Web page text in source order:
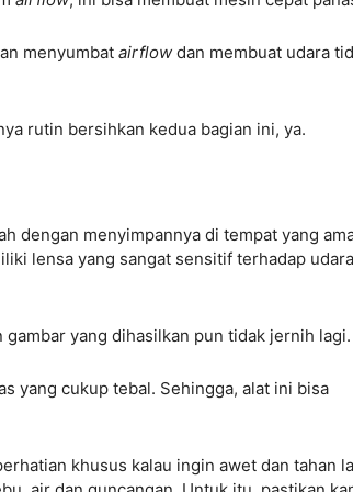
menyumbat airflow dan membuat udara
rutin bersihkan kedua bagian ini, ya.
dengan menyimpannya di tempat yang
lensa yang sangat sensitif terhadap udara
yang dihasilkan pun tidak jernih lagi.
yang cukup tebal. Sehingga, alat ini bisa
khusus kalau ingin awet dan tahan